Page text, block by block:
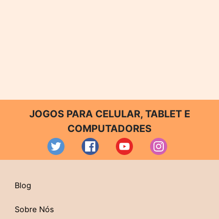
JOGOS PARA CELULAR, TABLET E
COMPUTADORES
Blog
Sobre Nós